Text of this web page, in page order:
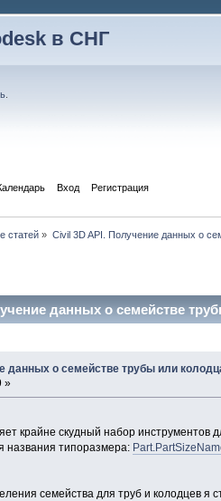
в СНГ
Вход Регистрация
статей » Civil 3D API. Получение данных о
данных о семействе
данных о семействе трубы или
»
крайне скудный набор инструментов
названия типоразмера:
семейства для труб и колодцев я